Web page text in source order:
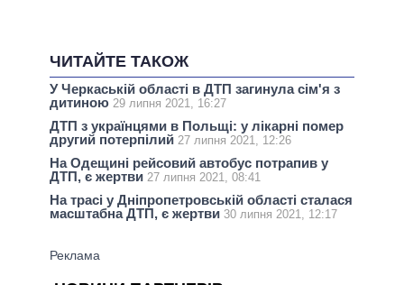
ЧИТАЙТЕ ТАКОЖ
У Черкаській області в ДТП загинула сім'я з
дитиною 29 липня 2021, 16:27
ДТП з українцями в Польщі: у лікарні помер
другий потерпілий 27 липня 2021, 12:26
На Одещині рейсовий автобус потрапив у
ДТП, є жертви 27 липня 2021, 08:41
На трасі у Дніпропетровській області сталася
масштабна ДТП, є жертви 30 липня 2021, 12:17